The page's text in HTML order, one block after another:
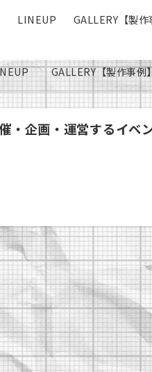
GALLERY【製作事例
LINEUP GALLERY【製作
・企画・運営するイベ